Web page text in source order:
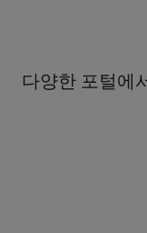
다양한 포털에